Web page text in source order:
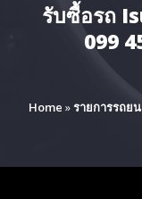
รับซื้อรถ
099
Home »รายการรถย